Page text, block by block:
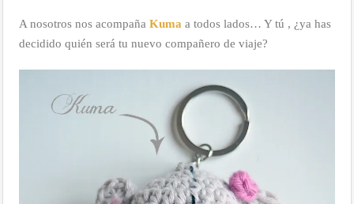
A nosotros nos acompaña Kuma a todos lados… Y tú , ¿ya has
decidido quién será tu nuevo compañero de viaje?